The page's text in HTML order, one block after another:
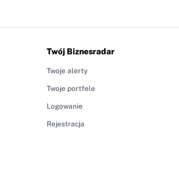
Twój Biznesradar
Twoje alerty
Twoje portfele
Logowanie
Rejestracja